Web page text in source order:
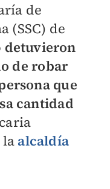
de
(SSC) de
detuvieron
de robar
que
cantidad
laalcaldía